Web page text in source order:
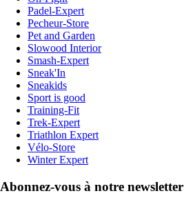
Padel-Expert
Pecheur-Store
Pet and Garden
Slowood Interior
Smash-Expert
Sneak'In
Sneakids
Sport is good
Training-Fit
Trek-Expert
Triathlon Expert
Vélo-Store
Winter Expert
Abonnez-vous à notre newsletter